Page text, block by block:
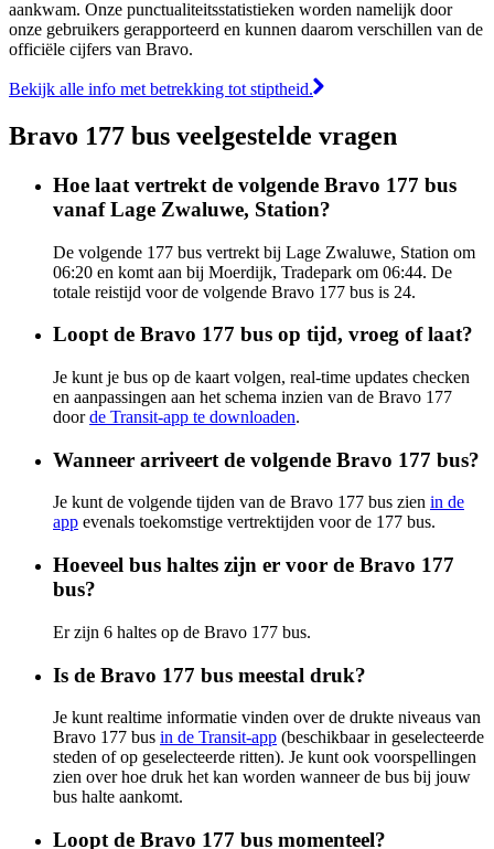
aankwam. Onze punctualiteitsstatistieken worden namelijk door
onze gebruikers gerapporteerd en kunnen daarom verschillen van de
officiële cijfers van Bravo.
Bekijk alle info met betrekking tot stiptheid.
Bravo 177 bus veelgestelde vragen
Hoe laat vertrekt de volgende Bravo 177 bus
vanaf Lage Zwaluwe, Station?
De volgende 177 bus vertrekt bij Lage Zwaluwe, Station om
06:20 en komt aan bij Moerdijk, Tradepark om 06:44. De
totale reistijd voor de volgende Bravo 177 bus is 24.
Loopt de Bravo 177 bus op tijd, vroeg of laat?
Je kunt je bus op de kaart volgen, real-time updates checken
en aanpassingen aan het schema inzien van de Bravo 177
doorde Transit-app te downloaden.
Wanneer arriveert de volgende Bravo 177 bus?
Je kunt de volgende tijden van de Bravo 177 bus zien in de
app evenals toekomstige vertrektijden voor de 177 bus.
Hoeveel bus haltes zijn er voor de Bravo 177
bus?
Er zijn 6 haltes op de Bravo 177 bus.
Is de Bravo 177 bus meestal druk?
Je kunt realtime informatie vinden over de drukte niveaus van
Bravo 177 bus in de Transit-app (beschikbaar in geselecteerde
steden of op geselecteerde ritten). Je kunt ook voorspellingen
zien over hoe druk het kan worden wanneer de bus bij jouw
bus halte aankomt.
Loopt de Bravo 177 bus momenteel?